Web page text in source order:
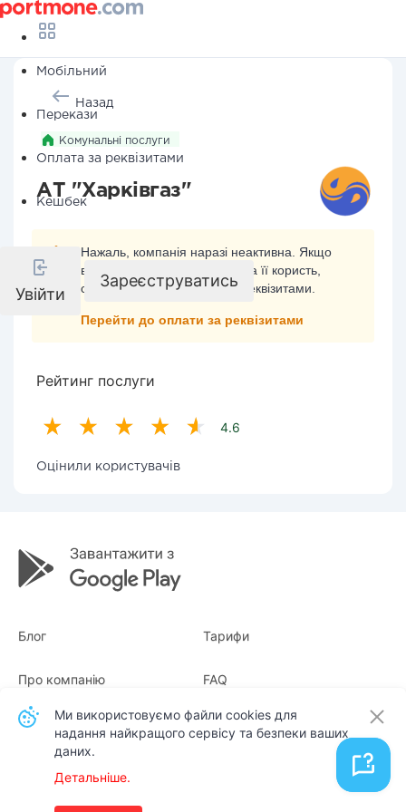
Мобільний
Перекази
Оплата за реквізитами
Кешбек
Увійти
Зареєструватись
Назад
Комунальні послуги
АТ "Харківгаз"
Нажаль, компанія наразі неактивна. Якщо
ви хочете здійснити платіж на її користь,
скористайтесь оплатою за реквізитами.
Перейти до оплати за реквізитами
Рейтинг послуги
4.6
Оцінили користувачів
Блог Тарифи
Про компанію
Квитанції
FAQ
Для бізнесу
Ми використовуємо файли cookies для
надання найкращого сервісу та безпеки ваших
даних.
Детальніше.